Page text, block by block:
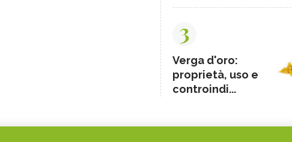
3
Verga d'oro:
proprietà, uso e
controindi...